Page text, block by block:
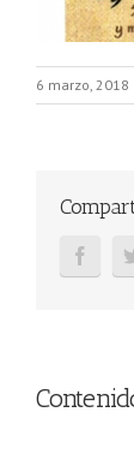
6 marzo, 2018